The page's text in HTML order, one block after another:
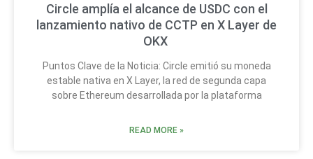
Circle amplía el alcance de USDC con el
lanzamiento nativo de CCTP en X Layer de
OKX
Puntos Clave de la Noticia: Circle emitió su moneda
estable nativa en X Layer, la red de segunda capa
sobre Ethereum desarrollada por la plataforma
READ MORE »